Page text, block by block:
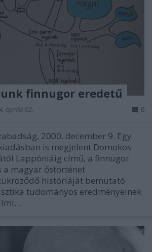
finnugor eredetű
április 02. 6
2000. december 9. Egy
is megjelent Domokos
Lappóniáig című, a finnugor
a magyar őstörténet
históriáját bemutató
tudományos eredményeinek